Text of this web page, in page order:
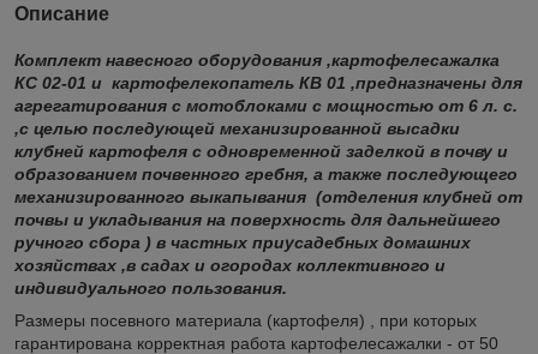
Описание
Комплект навесного оборудования ,картофелесажалка
КС 02-01 и картофелекопатель КВ 01 ,предназначены для
агрегатирования с мотоблоками с мощностью от 6 л. с.
,с целью последующей механизированной высадки
клубней картофеля с одновременной заделкой в почву и
образованием почвенного гребня, а также последующего
механизированного выкапывания (отделения клубней от
почвы и укладывания на поверхность для дальнейшего
ручного сбора ) в частных приусадебных домашних
хозяйствах ,в садах и огородах коллективного и
индивидуального пользования.
Размеры посевного материала (картофеля) , при которых
гарантирована корректная работа картофелесажалки - от 50